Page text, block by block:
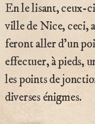
En le lisant, ceux-
ville de Nice, ceci,
feront aller d’un
effectuer, à pieds,
les points de
diverses énigmes.